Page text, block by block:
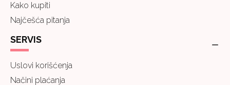
Kako kupiti
Najčešća pitanja
SERVIS
Uslovi korišćenja
Načini plaćanja